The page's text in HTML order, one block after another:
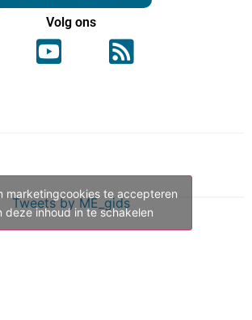
Volg ons
Tweets by ME_gids
marketingcookies te accepteren
deze inhoud in te schakelen